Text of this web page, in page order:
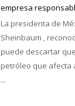
empresa
La presidenta de
Sheinbaum ,
puede descartar
petróleo que afecta
...